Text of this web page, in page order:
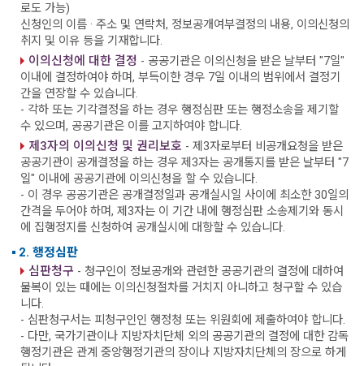
로도 가능)
신청인의 이름 · 주소 및 연락처, 정보공개여부결정의 내용, 이의신청의
취지 및 이유 등을 기재합니다.
이의신청에 대한 결정 - 공공기관은 이의신청을 받은 날부터 "7일"
이내에 결정하여야 하며, 부득이한 경우 7일 이내의 범위에서 결정기
간을 연장할 수 있습니다.
- 각하 또는 기각결정을 하는 경우 행정심판 또는 행정소송을 제기할
수 있으며, 공공기관은 이를 고지하여야 합니다.
제3자의 이의신청 및 권리보호 - 제3자로부터 비공개요청을 받은
공공기관이 공개결정을 하는 경우 제3자는 공개통지를 받은 날부터 "7
일" 이내에 공공기관에 이의신청을 할 수 있습니다.
- 이 경우 공공기관은 공개결정일과 공개실시일 사이에 최소한 30일의
간격을 두어야 하며, 제3자는 이 기간 내에 행정심판 소송제기와 동시
에 집행정지를 신청하여 공개실시에 대항할 수 있습니다.
2. 행정심판
심판청구 - 청구인이 정보공개와 관련한 공공기관의 결정에 대하여
불복이 있는 때에는 이의신청절차를 거치지 아니하고 청구할 수 있습
니다.
- 심판청구서는 피청구인인 행정청 또는 위원회에 제출하여야 합니다.
- 다만, 국가기관이나 지방자치단체 외의 공공기관의 결정에 대한 감독
행정기관은 관계 중앙행정기관의 장이나 지방자치단체의 장으로 하게